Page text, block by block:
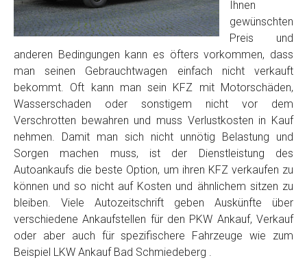
Foto Nr. 3
Sonstiges
Fertig
Ihnen
gewünschten
Preis und
anderen Bedingungen kann es öfters vorkommen, dass
man seinen Gebrauchtwagen einfach nicht verkauft
bekommt. Oft kann man sein KFZ mit Motorschäden,
Wasserschaden oder sonstigem nicht vor dem
Verschrotten bewahren und muss Verlustkosten in Kauf
nehmen. Damit man sich nicht unnötig Belastung und
Sorgen machen muss, ist der Dienstleistung des
Autoankaufs die beste Option, um ihren KFZ verkaufen zu
können und so nicht auf Kosten und ähnlichem sitzen zu
bleiben. Viele Autozeitschrift geben Auskünfte über
verschiedene Ankaufstellen für den PKW Ankauf, Verkauf
oder aber auch für spezifischere Fahrzeuge wie zum
Beispiel LKW Ankauf Bad Schmiedeberg .